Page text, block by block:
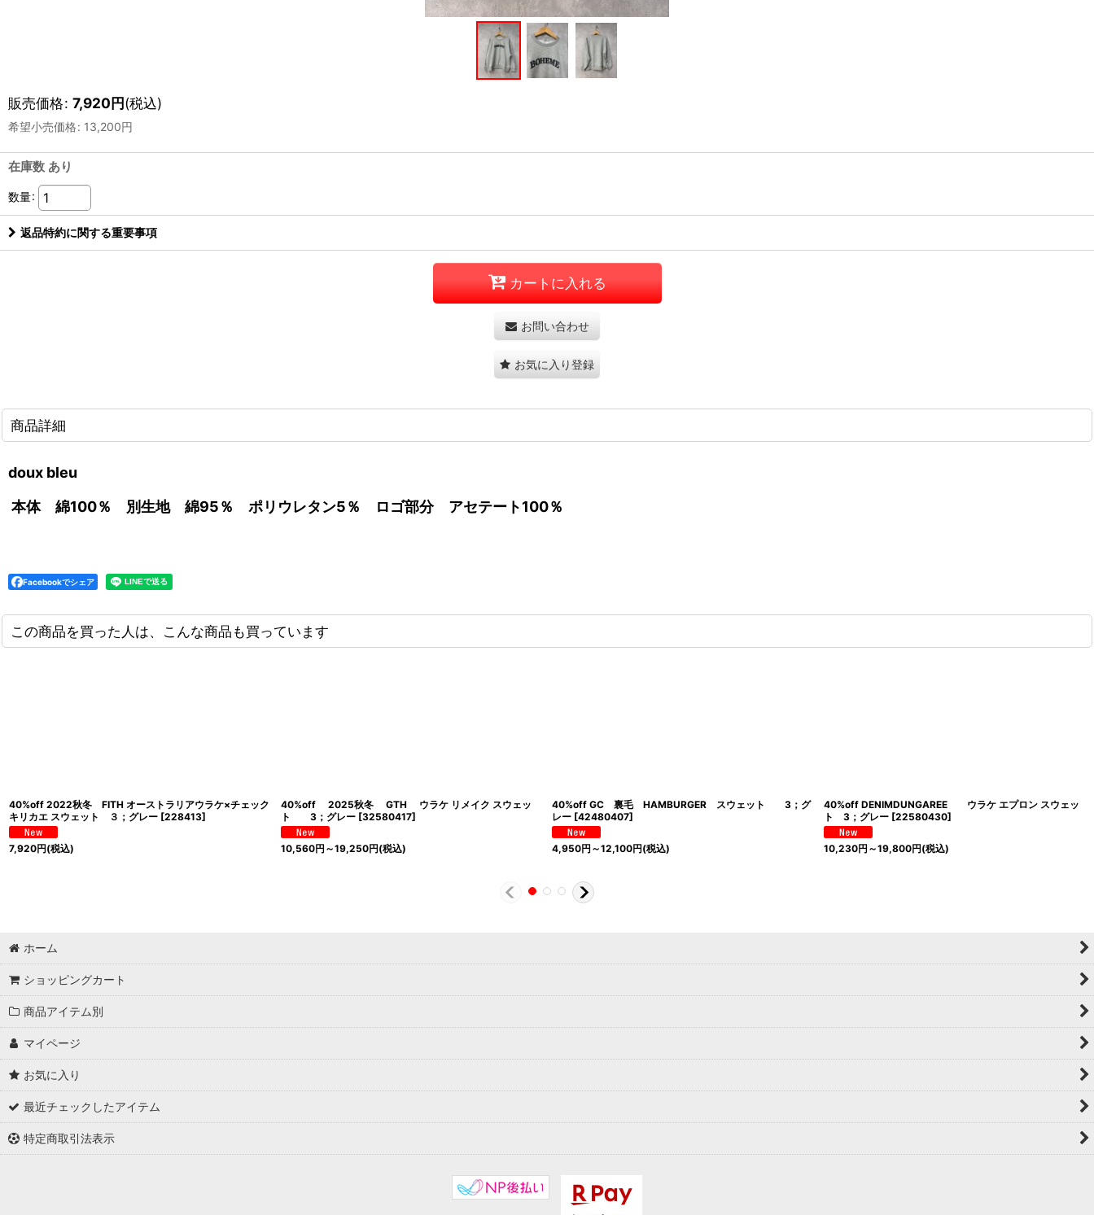
販売価格: 7,920円(税込)
希望小売価格: 13,200円
在庫数 あり
数量:
返品特約に関する重要事項
カートに入れる
お問い合わせ
お気に入り登録
商品詳細
doux bleu
本体 綿100％ 別生地 綿95％ ポリウレタン5％ ロゴ部分 アセテート100％
Facebookでシェア
この商品を買った人は、こんな商品も買っています
40%off 2022秋冬 FITH オーストラリアウラケ×チェック
キリカエ スウェット ３；グレー [228413]
7,920円(税込)
40%off 2025秋冬 GTH ウラケ リメイク スウェッ
ト 3；グレー [32580417]
10,560円 ～19,250円(税込)
40%off GC 裏毛 HAMBURGER スウェット 3；グ
レー [42480407]
4,950円 ～12,100円(税込)
40%off DENIMDUNGAREE ウラケ エプロン スウェッ
ト 3；グレー [22580430]
10,230円 ～19,800円(税込)
ホーム
ショッピングカート
商品アイテム別
マイページ
お気に入り
最近チェックしたアイテム
特定商取引法表示